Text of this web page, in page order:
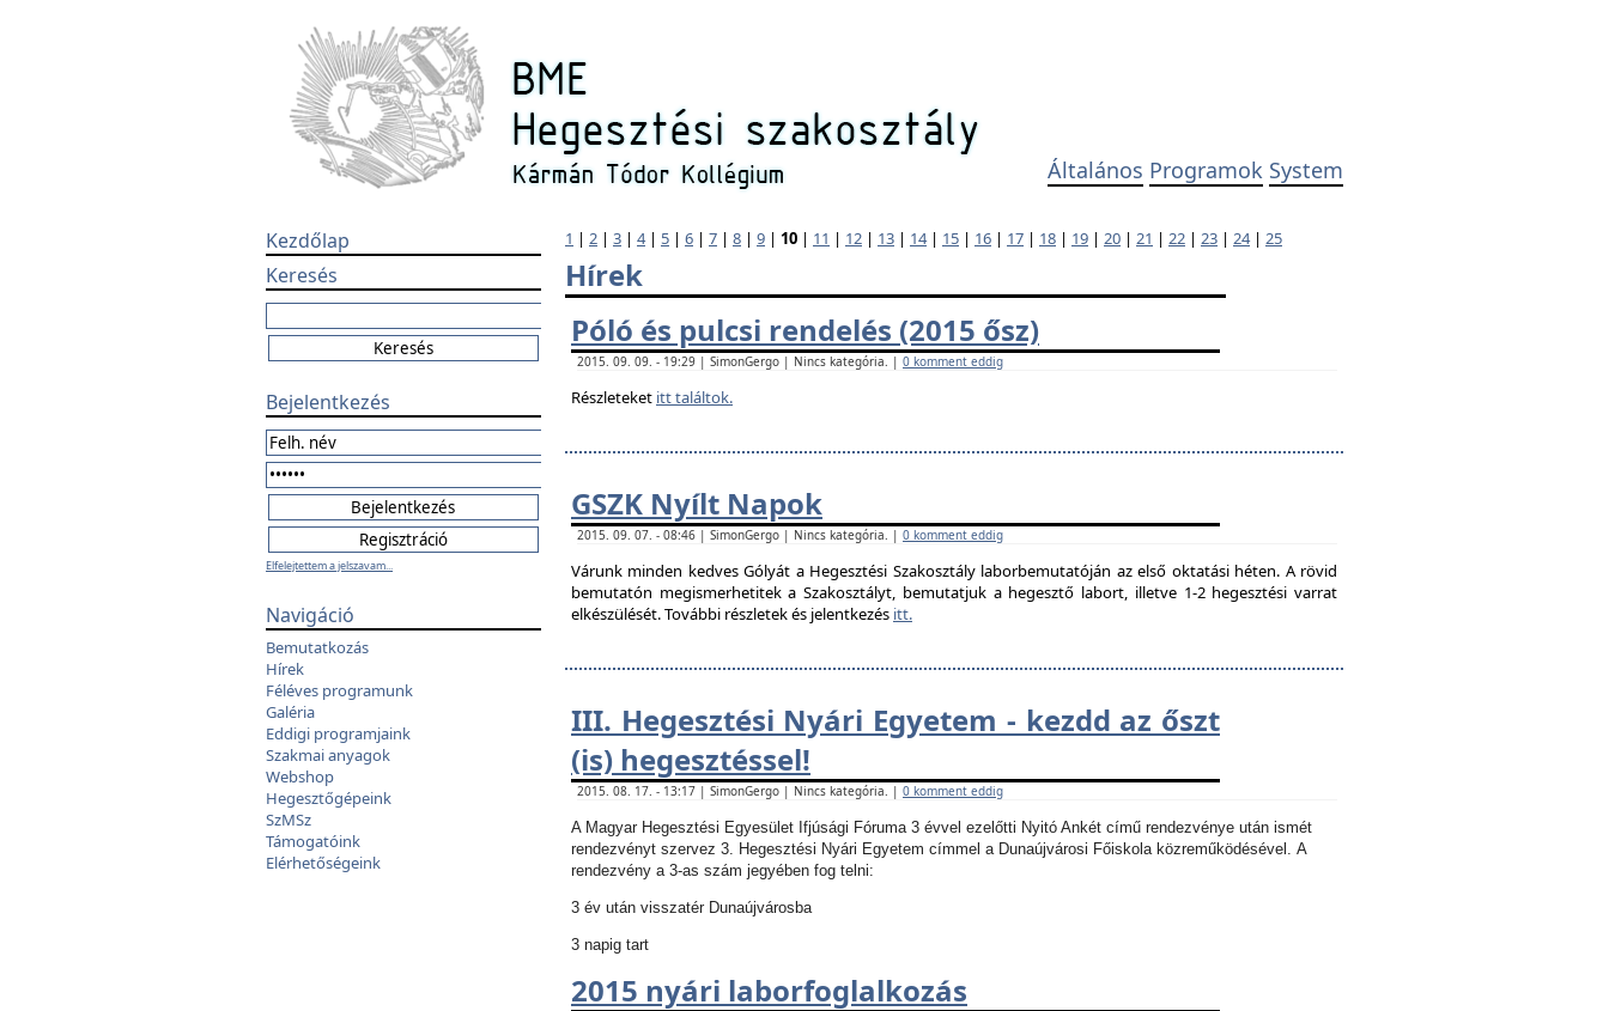
Általános Programok System
Kezdőlap
Keresés
Bejelentkezés
Elfelejtettem a jelszavam...
Navigáció
Bemutatkozás
Hírek
Féléves programunk
Galéria
Eddigi programjaink
Szakmai anyagok
Webshop
Hegesztőgépeink
SzMSz
Támogatóink
Elérhetőségeink
1 | 2 | 3 | 4| 5 | 6 | 7 | 8 | 9 | 10 | 11 | 12 | 13 | 14| 15 | 16 | 17 | 18 | 19 | 20 | 21 | 22 | 23 | 24| 25
Hírek
Póló és pulcsi rendelés (2015 ősz)
2015. 09. 09. - 19:29 | SimonGergo | Nincs kategória. | 0 komment eddig
Részleteket itt találtok.
GSZK Nyílt Napok
2015. 09. 07. - 08:46 | SimonGergo | Nincs kategória. | 0 komment eddig
Várunk minden kedves Gólyát a Hegesztési Szakosztály laborbemutatóján az első oktatási héten. A rövid
bemutatón megismerhetitek a Szakosztályt, bemutatjuk a hegesztő labort, illetve 1-2 hegesztési varrat
elkészülését. További részletek és jelentkezés itt.
III. Hegesztési Nyári Egyetem - kezdd az őszt
(is) hegesztéssel!
2015. 08. 17. - 13:17 | SimonGergo | Nincs kategória. | 0 komment eddig
A Magyar Hegesztési Egyesület Ifjúsági Fóruma 3 évvel ezelőtti Nyitó Ankét című rendezvénye után ismét
rendezvényt szervez 3. Hegesztési Nyári Egyetem címmel a Dunaújvárosi Főiskola közreműködésével. A
rendezvény a 3-as szám jegyében fog telni:
3 év után visszatér Dunaújvárosba
3 napig tart
2015 nyári laborfoglalkozás